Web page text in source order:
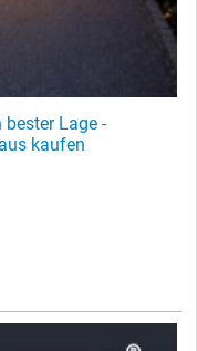
bester Lage -
kaufen